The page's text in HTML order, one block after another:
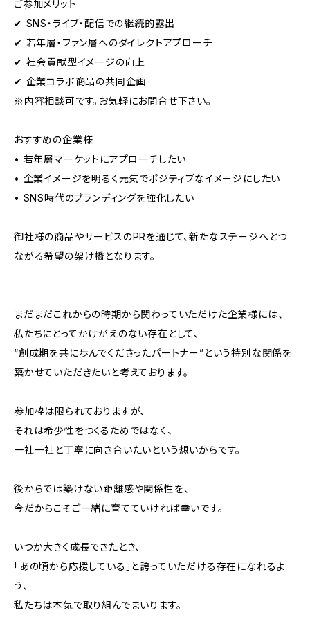
ご参加メリット
✔ SNS・ライブ・配信での継続的露出
✔ 若年層・ファン層へのダイレクトアプローチ
✔ 社会貢献型イメージの向上
✔ 企業コラボ商品の共同企画
※内容相談可です。お気軽にお問合せ下さい。
おすすめの企業様
• 若年層マーケットにアプローチしたい
• 企業イメージを明るく元気でポジティブなイメージにしたい
• SNS時代のブランディングを強化したい
御社様の商品やサービスのPRを通じて、新たなステージへとつ
ながる希望の架け橋となります。
まだまだこれからの時期から関わっていただけた企業様には、
私たちにとってかけがえのない存在として、
“創成期を共に歩んでくださったパートナー”という特別な関係を
築かせていただきたいと考えております。
参加枠は限られておりますが、
それは希少性をつくるためではなく、
一社一社と丁寧に向き合いたいという想いからです。
後からでは築けない距離感や関係性を、
今だからこそご一緒に育てていければ幸いです。
いつか大きく成長できたとき、
「あの頃から応援している」と誇っていただける存在になれるよ
う、
私たちは本気で取り組んでまいります。